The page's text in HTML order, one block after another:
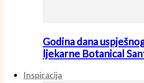
Godina dana
ljekarne Botanical
Inspiracija